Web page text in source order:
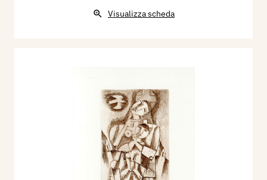
Visualizza scheda